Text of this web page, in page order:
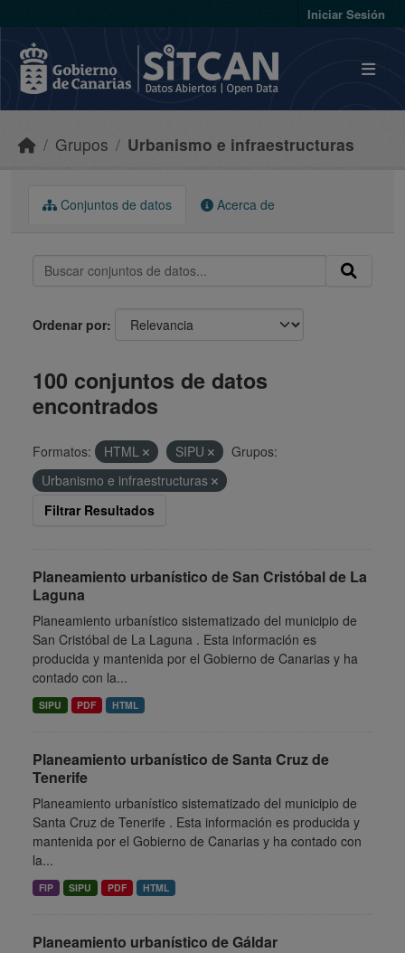
Iniciar Sesión
Grupos Urbanismo e infraestructuras
Conjuntos de datos Acerca de
Ordenar por
100 conjuntos de datos
encontrados
Formatos: HTML SIPU
Grupos:
Urbanismo e infraestructuras
Filtrar Resultados
Planeamiento urbanístico de San Cristóbal de La
Laguna
Planeamiento urbanístico sistematizado del municipio de
San Cristóbal de La Laguna . Esta información es
producida y mantenida por el Gobierno de Canarias y ha
contado con la...
SIPU PDF HTML
Planeamiento urbanístico de Santa Cruz de
Tenerife
Planeamiento urbanístico sistematizado del municipio de
Santa Cruz de Tenerife . Esta información es producida y
mantenida por el Gobierno de Canarias y ha contado con
la...
FIP SIPU PDF HTML
Planeamiento urbanístico de Gáldar